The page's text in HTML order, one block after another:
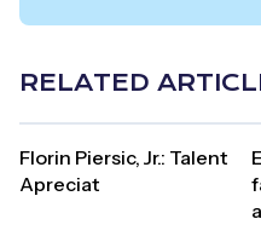
RELATED
Florin Piersic, Jr.: Talent
Apreciat